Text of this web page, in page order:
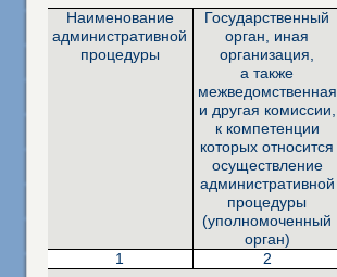
Наименование
административной
процедуры
Государственный
орган, иная
организация,
а также
межведомственная
и другая комиссии,
к компетенции
которых относится
осуществление
административной
процедуры
(уполномоченный
орган)
1 2